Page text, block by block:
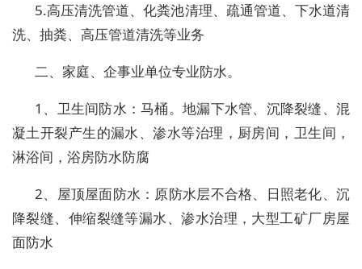
5.高压清洗管道、化粪池清理、疏通管道、下水道清
洗、抽粪、高压管道清洗等业务
二、家庭、企事业单位专业防水。
1、卫生间防水：马桶。地漏下水管、沉降裂缝、混
凝土开裂产生的漏水、渗水等治理，厨房间，卫生间，
淋浴间，浴房防水防腐
2、屋顶屋面防水：原防水层不合格、日照老化、沉
降裂缝、伸缩裂缝等漏水、渗水治理，大型工矿厂房屋
面防水